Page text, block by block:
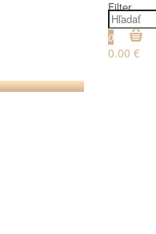
Filter
0
0.00 €